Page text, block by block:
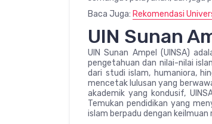
Baca Juga: Rekomendasi
UIN Sunan
UIN Sunan Ampel (UINSA)
pengetahuan dan nilai-nilai
dari studi islam, humaniora,
mencetak lulusan yang
akademik yang kondusif,
Temukan pendidikan yang
islam berpadu dengan keilmuan